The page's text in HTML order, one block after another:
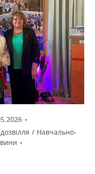
/ Навчально-